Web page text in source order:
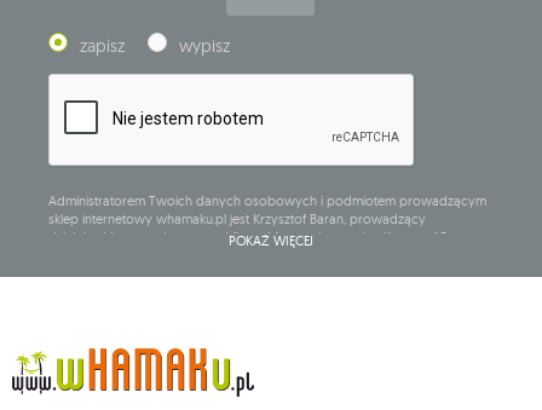
zapisz wypisz
Administratorem Twoich danych osobowych i podmiotem prowadzącym
sklep internetowy whamaku.pl jest Krzysztof Baran, prowadzący
działalność gospodarczą pod firmą: Mouton Interactive Krzysztof Baran
Dane będą przetwarzane w celu wysyłki newslettera i przechowywane do
chwili rezygnacji z subskrypcji.
Przysługuje Ci prawo do żądania dostępu do swoich danych osobowych,
POKAŻ WIĘCEJ